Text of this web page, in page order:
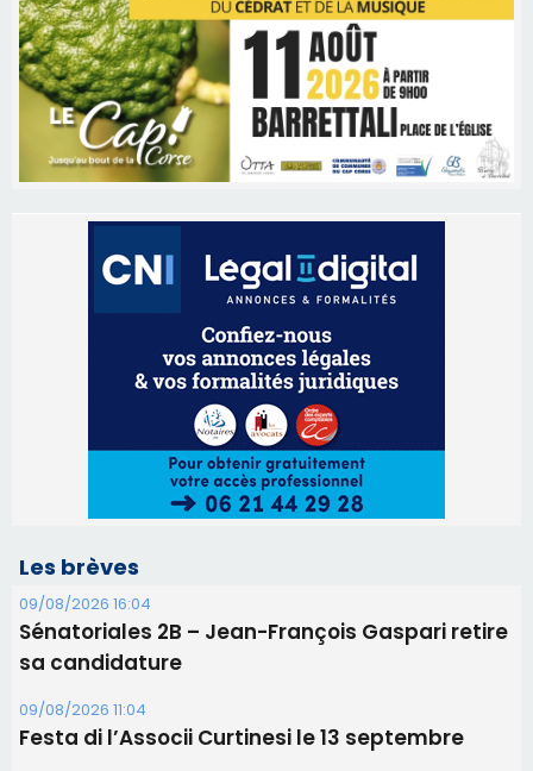
Les brèves
09/08/2026 16:04
Sénatoriales 2B – Jean-François Gaspari retire
sa candidature
09/08/2026 11:04
Festa di l’Associi Curtinesi le 13 septembre